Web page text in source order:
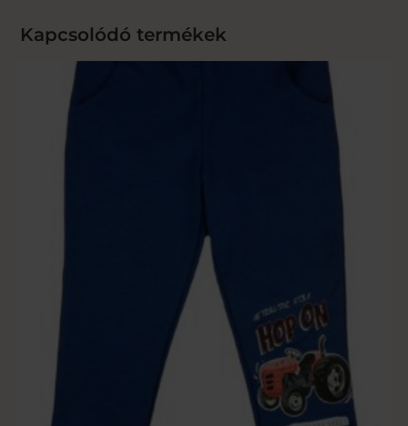
Kapcsolódó termékek